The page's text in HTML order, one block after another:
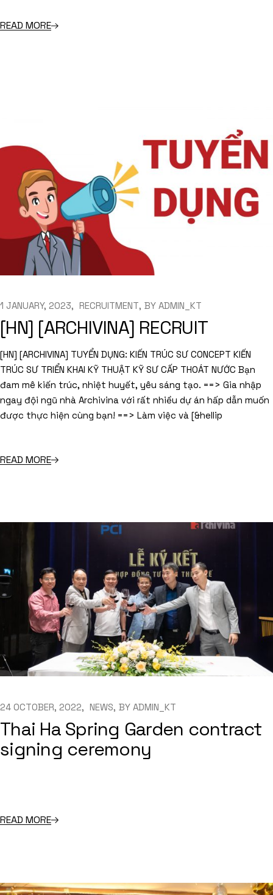
READ MORE
1 JANUARY, 2023 RECRUITMENT BY ADMIN_KT
[HN] [ARCHIVINA] RECRUIT
[HN] [ARCHIVINA] TUYỂN DỤNG: KIẾN TRÚC SƯ CONCEPT KIẾN
TRÚC SƯ TRIỂN KHAI KỸ THUẬT KỸ SƯ CẤP THOÁT NƯỚC Bạn
đam mê kiến trúc, nhiệt huyết, yêu sáng tạo. ==> Gia nhập
ngay đội ngũ nhà Archivina với rất nhiều dự án hấp dẫn muốn
được thực hiện cùng bạn! ==> Làm việc và [&hellip
READ MORE
24 OCTOBER, 2022 NEWS BY ADMIN_KT
Thai Ha Spring Garden contract
signing ceremony
READ MORE